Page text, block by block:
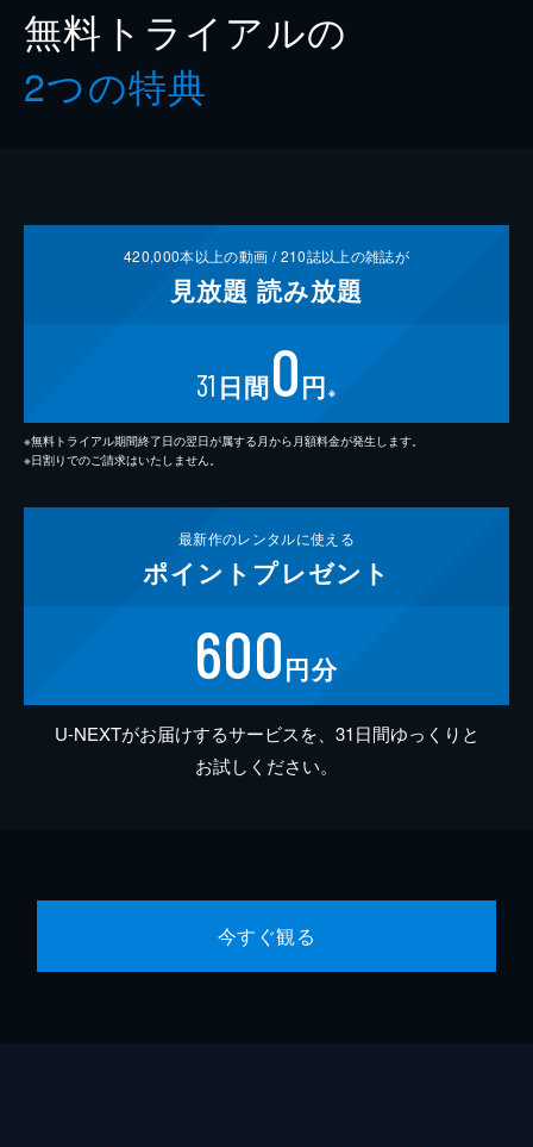
無料トライアルの
2つの特典
420,000本以上の動画 /210誌以上の雑誌が
見放題 読み放題
31 日間0円 ※
※無料トライアル期間終了日の翌日が属する月から月額料金が発生します。
※日割りでのご請求はいたしません。
最新作のレンタルに使える
ポイント プレゼント
600円分
U-NEXTがお届けするサービスを、31日間ゆっくりと
お試しください。
今すぐ観る